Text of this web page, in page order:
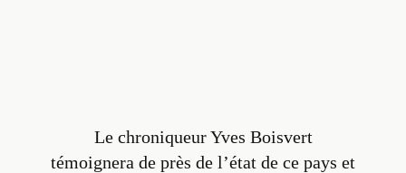
Le chroniqueur Yves Boisvert
témoignera de près de l’état de ce pays et